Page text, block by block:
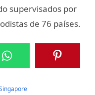
supervisados por
de 76 países.